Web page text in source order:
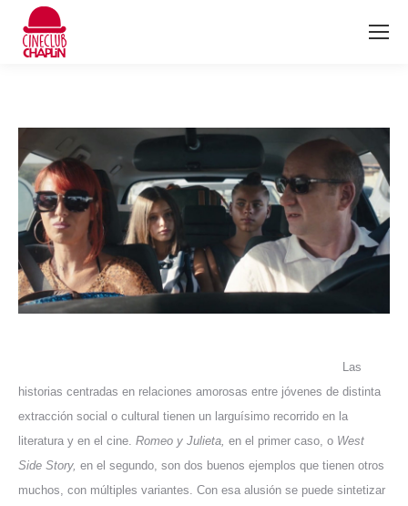
Las
historias centradas en relaciones amorosas entre jóvenes de distinta
extracción social o cultural tienen un larguísimo recorrido en la
literatura y en el cine. Romeo y Julieta, en el primer caso, o West
Side Story, en el segundo, son dos buenos ejemplos que tienen otros
muchos, con múltiples variantes. Con esa alusión se puede sintetizar